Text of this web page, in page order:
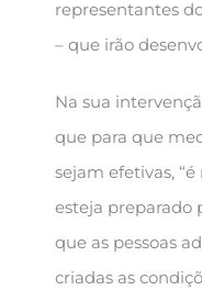
representantes
– que irão
Na sua
que para que
sejam efetivas,
esteja preparado
que as pessoas
criadas as